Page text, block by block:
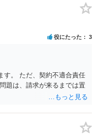
役にたった 3
す。 ただ、契約不適合責任
題は、請求が来るまでは置